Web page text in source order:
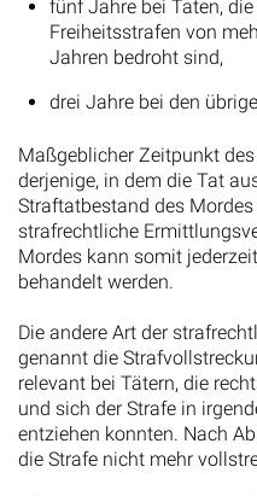
fünf Jahre bei Taten,
Freiheitsstrafen von
Jahren bedroht sind,
drei Jahre bei den
Maßgeblicher Zeitpunkt
derjenige, in dem die Tat
Straftatbestand des
strafrechtliche
Mordes kann somit
behandelt werden.
Die andere Art der
genannt die
relevant bei Tätern, die
und sich der Strafe in
entziehen konnten. Nach
die Strafe nicht mehr